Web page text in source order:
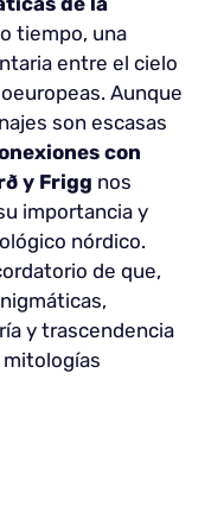
tiempo, una
entre el cielo
Aunque
son escasas
con
y Frigg nos
importancia y
nórdico.
de que,
y trascendencia
mitologías